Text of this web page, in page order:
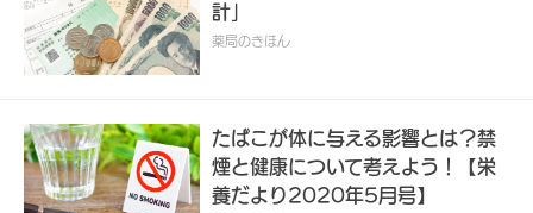
計」
薬局のきほん
たばこが体に与える影響とは？禁
煙と健康について考えよう！【栄
養だより2020年5月号】